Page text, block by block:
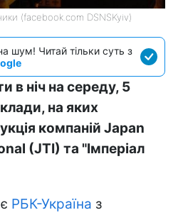
(facebook.com DSNSKyiv)
шум! Читай тільки суть з
в ніч на середу, 5
на яких
компаній Japan
(JTI) та "Імперіал
РБК-Україна з